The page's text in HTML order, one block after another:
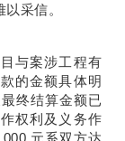
采信。
与案涉工程有
的金额具体明
终结算金额已
权利及义务作